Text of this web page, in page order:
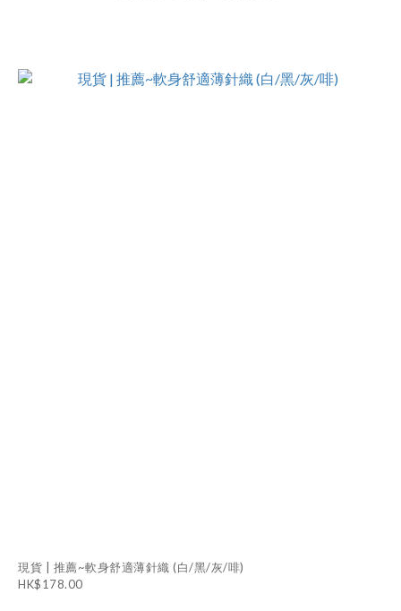
現貨 | 推薦~軟身舒適薄針織 (白/黑/灰/啡)
HK$178.00